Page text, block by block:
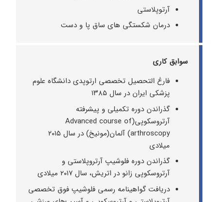
آرتوپلاستی
درمان شکستگی های ساق پا و دست
سوابق کاری
فارغ التحصیل تخصصی ارتوپدی دانشگاه علوم
پزشکی ایران در سال ۱۳۸۵
گذراندن دوره تکمیلی و پیشرفته
آرتروسکوپی(Advanced course of
arthroscopy) آلمان(مونیخ) در سال ۲۰۱۵
میلادی
گذراندن دوره فلوشیپ آرتروپلاستی و
آرتروسکوپی زانو در اتریش، سال ۲۰۱۷ میلادی
دریافت گواهینامه رسمی فلوشیپ فوق تخصصی